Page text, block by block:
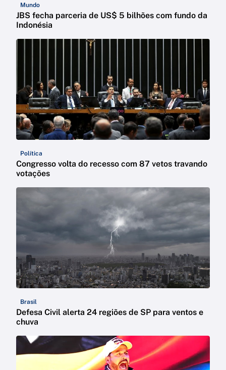
Mundo
JBS fecha parceria de US$ 5 bilhões com fundo da
Indonésia
Política
Congresso volta do recesso com 87 vetos travando
votações
Brasil
Defesa Civil alerta 24 regiões de SP para ventos e
chuva